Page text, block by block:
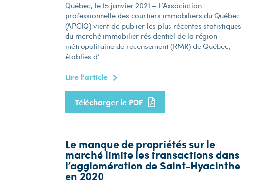
Québec, le 15 janvier 2021 – L’Association
professionnelle des courtiers immobiliers du Québec
(APCIQ) vient de publier les plus récentes statistiques
du marché immobilier résidentiel de la région
métropolitaine de recensement (RMR) de Québec,
établies d’...
Lire l'article
Télécharger le PDF
Le manque de propriétés sur le
marché limite les transactions dans
l’agglomération de Saint-Hyacinthe
en 2020